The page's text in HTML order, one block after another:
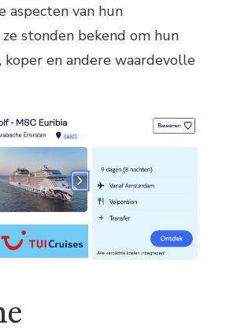
aspecten van hun
stonden bekend om hun
koper en andere waardevolle